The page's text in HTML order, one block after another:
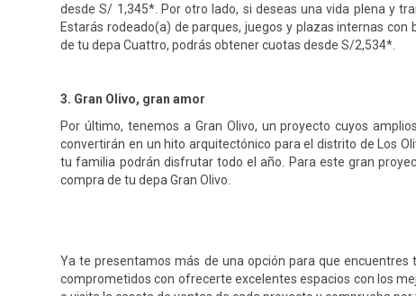
desde S/ 1,345*. Por otro lado, si deseas una vida plena y
Estarás rodeado(a) de parques, juegos y plazas internas
de tu depa Cuattro, podrás obtener cuotas desde S/2,534*.
3. Gran Olivo, gran amor
Por último, tenemos a Gran Olivo, un proyecto cuyos
convertirán en un hito arquitectónico para el distrito de Los
tu familia podrán disfrutar todo el año. Para este gran
compra de tu depa Gran Olivo.
Ya te presentamos más de una opción para que
comprometidos con ofrecerte excelentes espacios con los